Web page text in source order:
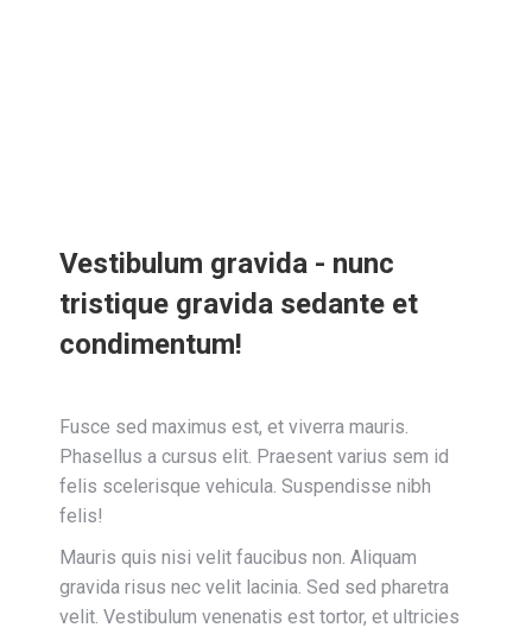
Vestibulum gravida - nunc
tristique gravida sedante et
condimentum!
Fusce sed maximus est, et viverra mauris.
Phasellus a cursus elit. Praesent varius sem id
felis scelerisque vehicula. Suspendisse nibh
felis!
Mauris quis nisi velit faucibus non. Aliquam
gravida risus nec velit lacinia. Sed sed pharetra
velit. Vestibulum venenatis est tortor, et ultricies